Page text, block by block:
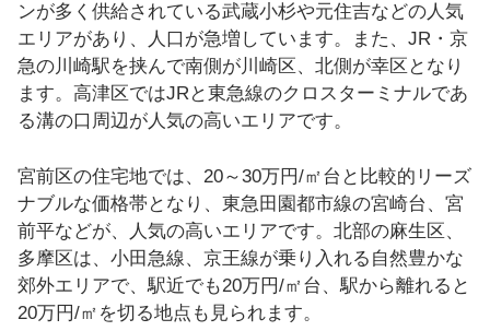
ンが多く供給されている武蔵小杉や元住吉などの人気
エリアがあり、人口が急増しています。また、JR・京
急の川崎駅を挟んで南側が川崎区、北側が幸区となり
ます。高津区ではJRと東急線のクロスターミナルであ
る溝の口周辺が人気の高いエリアです。
宮前区の住宅地では、20～30万円/㎡台と比較的リーズ
ナブルな価格帯となり、東急田園都市線の宮崎台、宮
前平などが、人気の高いエリアです。北部の麻生区、
多摩区は、小田急線、京王線が乗り入れる自然豊かな
郊外エリアで、駅近でも20万円/㎡台、駅から離れると
20万円/㎡を切る地点も見られます。